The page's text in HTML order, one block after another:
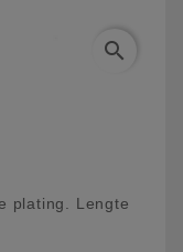
search
plating. Lengte